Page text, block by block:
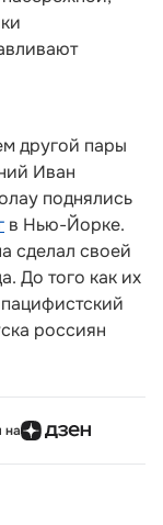
другой пары
Иван
поднялись
в Нью-Йорке.
сделал своей
До того как их
россиян
на